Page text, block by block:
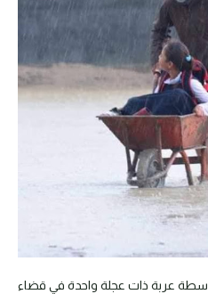
عربة ذات عجلة واحدة في قضاء